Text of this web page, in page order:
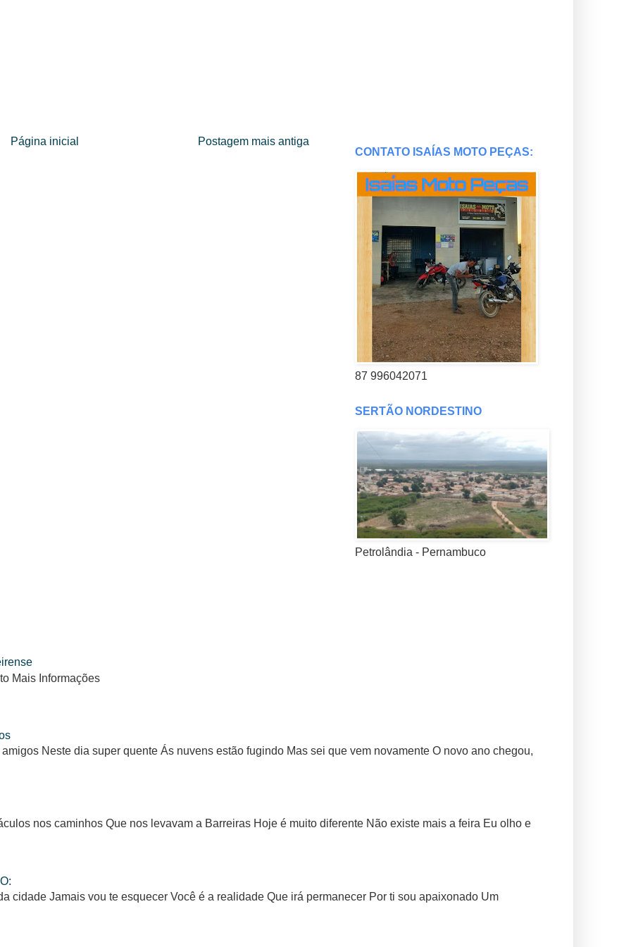
Postagem mais antiga
Página inicial
CONTATO ISAÍAS MOTO PEÇAS:
87 996042071
SERTÃO NORDESTINO
Petrolândia - Pernambuco
Mais Informações
Neste dia super quente Ás nuvens estão fugindo Mas sei que vem novamente O novo ano chegou,
nos caminhos Que nos levavam a Barreiras Hoje é muito diferente Não existe mais a feira Eu olho e
cidade Jamais vou te esquecer Você é a realidade Que irá permanecer Por ti sou apaixonado Um